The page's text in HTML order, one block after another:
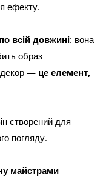
ефекту.
всій довжині: вона
образ
декор — це елемент,
створений для
погляду.
майстрами